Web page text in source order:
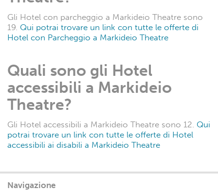
Gli Hotel con parcheggio a Markideio Theatre sono
19. Qui potrai trovare un link con tutte le offerte di
Hotel con Parcheggio a Markideio Theatre
Quali sono gli Hotel
accessibili a Markideio
Theatre?
Gli Hotel accessibili a Markideio Theatre sono 12. Qui
potrai trovare un link con tutte le offerte di Hotel
accessibili ai disabili a Markideio Theatre
Navigazione